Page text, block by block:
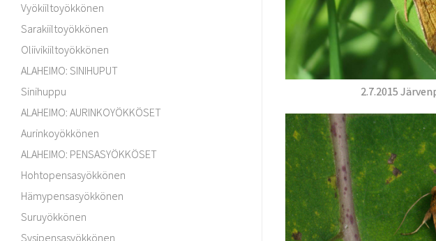
Vyökiiltoyökkönen
Sarakiiltoyökkönen
Oliivikiiltoyökkönen
ALAHEIMO: SINIHUPUT
Sinihuppu
ALAHEIMO: AURINKOYÖKKÖSET
Aurinkoyökkönen
ALAHEIMO: PENSASYÖKKÖSET
Hohtopensasyökkönen
Hämypensasyökkönen
Suruyökkönen
Sysipensasyökkönen
2.7.2015